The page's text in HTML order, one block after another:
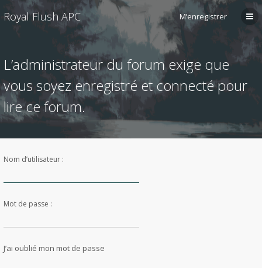
Royal Flush APC M’enregistrer
L’administrateur du forum exige que
vous soyez enregistré et connecté pour
lire ce forum.
Nom d’utilisateur :
Mot de passe :
J’ai oublié mon mot de passe